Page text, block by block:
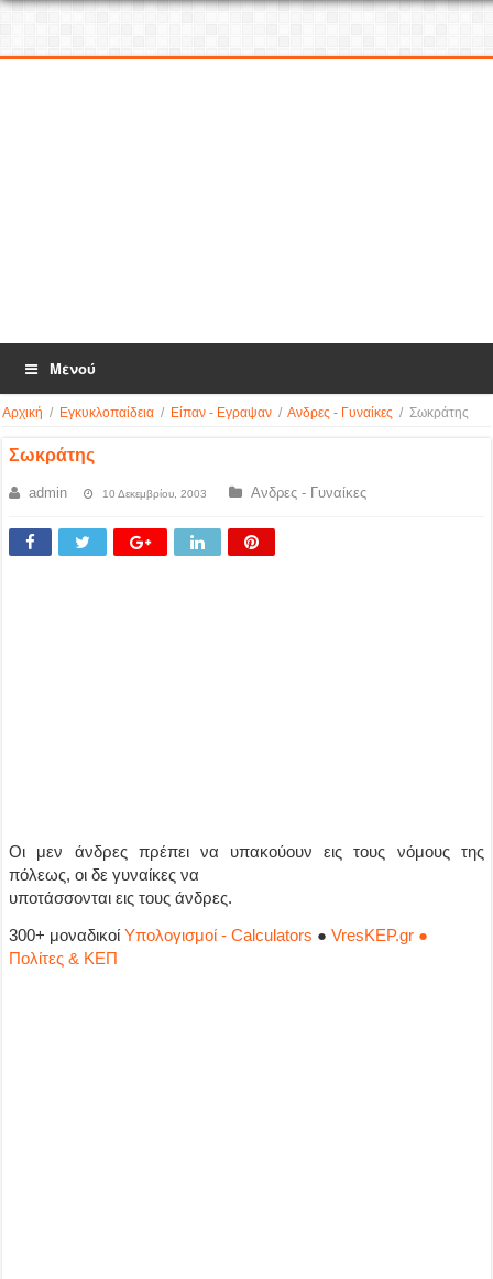
Μενού
Αρχική / Εγκυκλοπαίδεια / Είπαν - Εγραψαν / Ανδρες - Γυναίκες / Σωκράτης
Σωκράτης
admin 10 Δεκεμβρίου, 2003 Ανδρες - Γυναίκες
Οι μεν άνδρες πρέπει να υπακούουν εις τους νόμους της
πόλεως, οι δε γυναίκες να
υποτάσσονται εις τους άνδρες.
300+ μοναδικοίΥπολογισμοί - Calculators ●VresKEP.gr ●
Πολίτες & ΚΕΠ